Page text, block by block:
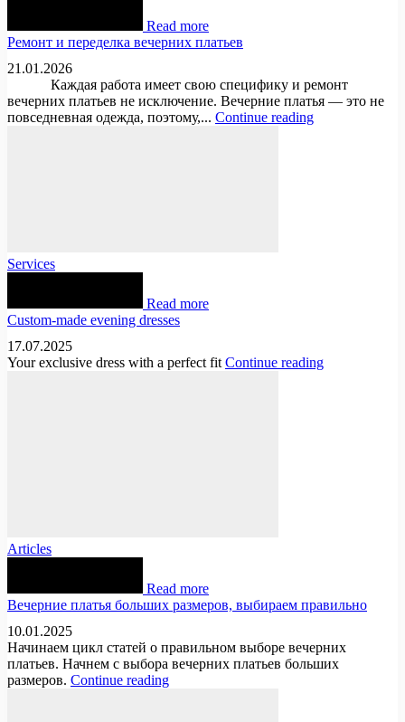
Read more
Ремонт и переделка вечерних платьев
21.01.2026
Каждая работа имеет свою специфику и ремонт
вечерних платьев не исключение. Вечерние платья — это не
повседневная одежда, поэтому,... Continue reading
Services
Read more
Custom-made evening dresses
17.07.2025
Your exclusive dress with a perfect fit Continue reading
Articles
Read more
Вечерние платья больших размеров, выбираем правильно
10.01.2025
Начинаем цикл статей о правильном выборе вечерних
платьев. Начнем с выбора вечерних платьев больших
размеров. Continue reading